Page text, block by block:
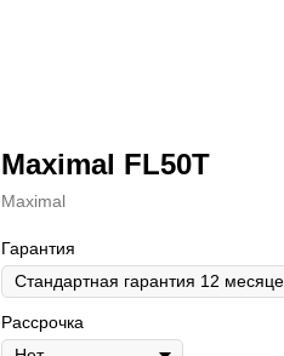
Maximal FL50T
Maximal
Гарантия
Рассрочка